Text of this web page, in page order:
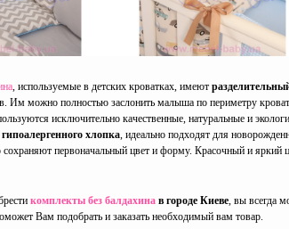
, используемые в детских кроватках, имеют
Им можно полностью заслонить малыша по периметру
исключительно качественные, натуральные и
гипоалергенного хлопка, идеально подходят для
первоначальный цвет и форму. Красочный и яркий
комплекты без балдахина в городе Киеве, вы всегда
Вам подобрать и заказать необходимый вам товар.